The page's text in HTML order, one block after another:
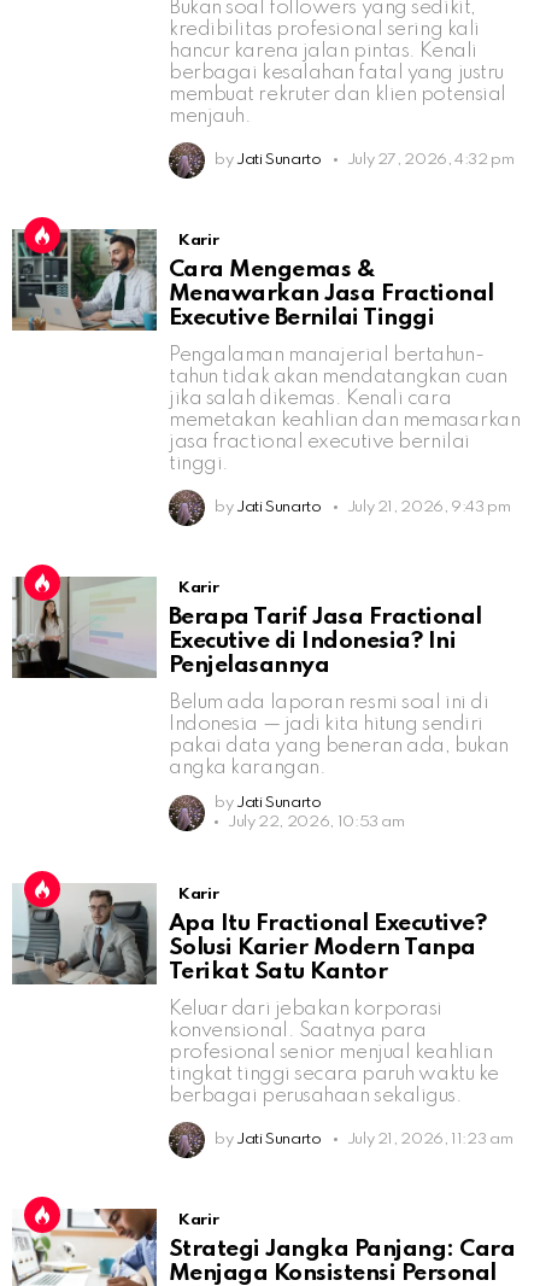
Bukan soal followers yang sedikit,
kredibilitas profesional sering kali
hancur karena jalan pintas. Kenali
berbagai kesalahan fatal yang justru
membuat rekruter dan klien potensial
menjauh.
by Jati Sunarto July 27, 2026, 4:32 pm
Karir
Cara Mengemas &
Menawarkan Jasa Fractional
Executive Bernilai Tinggi
Pengalaman manajerial bertahun-
tahun tidak akan mendatangkan cuan
jika salah dikemas. Kenali cara
memetakan keahlian dan memasarkan
jasa fractional executive bernilai
tinggi.
by Jati Sunarto July 21, 2026, 9:43 pm
Karir
Berapa Tarif Jasa Fractional
Executive di Indonesia? Ini
Penjelasannya
Belum ada laporan resmi soal ini di
Indonesia — jadi kita hitung sendiri
pakai data yang beneran ada, bukan
angka karangan.
by Jati Sunarto
July 22, 2026, 10:53 am
Karir
Apa Itu Fractional Executive?
Solusi Karier Modern Tanpa
Terikat Satu Kantor
Keluar dari jebakan korporasi
konvensional. Saatnya para
profesional senior menjual keahlian
tingkat tinggi secara paruh waktu ke
berbagai perusahaan sekaligus.
by Jati Sunarto July 21, 2026, 11:23 am
Karir
Strategi Jangka Panjang: Cara
Menjaga Konsistensi Personal